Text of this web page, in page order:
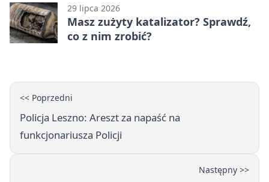
29 lipca 2026
Masz zużyty katalizator? Sprawdź,
co z nim zrobić?
<< Poprzedni
Policja Leszno: Areszt za napaść na
funkcjonariusza Policji
Następny >>